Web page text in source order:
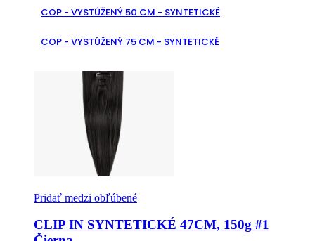
COP - VYSTÚŽENÝ 50 CM - SYNTETICKÉ
COP - VYSTÚŽENÝ 75 CM - SYNTETICKÉ
Pridať medzi obľúbené
CLIP IN SYNTETICKÉ 47CM, 150g #1